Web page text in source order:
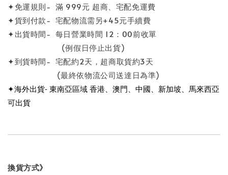
✦免運規則- 滿 999元 超商、宅配免運費
✦貨到付款- 宅配物流需另+45元手續費
✦出貨時間- 每日營業時間 12：00前收單
(例假日停止出貨)
✦到貨時間- 宅配約2天，超商取貨約3天
(最終依物流公司送達日為準)
✦海外出貨- 東南亞區域 香港、澳門、中國、新加坡、馬來西亞
可出貨
換貨方式》